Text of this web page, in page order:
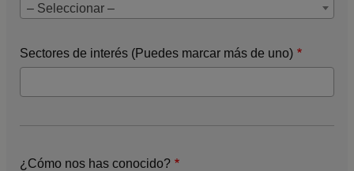
– Seleccionar –
Sectores de interés (Puedes marcar más de uno)
¿Cómo nos has conocido?